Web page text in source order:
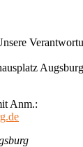
Augsburg
Anm.: